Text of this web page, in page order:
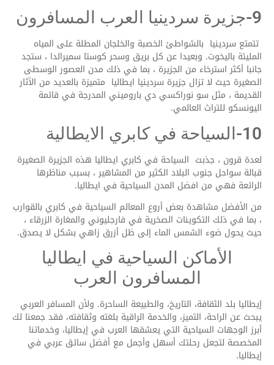
9-جزيرة سردينيا العرب المسافرون
تتمتع سردينيا بالشواطئ الخصبة والخلجان المطلة على المياه
المليئة باليخوت. وبعيدا عن كل بريق وسحر كوستا سميرالدا ، ستجد
جانبا أكثر استرخاء من الجزيرة ، بما في ذلك مدن العصور الوسطى
الصغيرة حيث لا تزال جزيرة سردينيا ايطاليا متميزة بالعديد من الآثار
القديمة ، مثل سو نوراكسي دي باروميني المدرجة في قائمة
اليونسكو للتراث العالمي.
10-السياحة في كابري الايطالية
لعدة قرون ، جذبت السياحة في كابري ايطاليا هذه الجزيرة الصغيرة
قبالة سواحل جنوب البلاد الكثير من المشاهير ، بسبب مناظرها
الرائعة فهي من افضل المدن السياحية في ايطاليا.
من الأفضل مشاهدة بعض أروع المعالم السياحية في كابري بالقوارب
، بما في ذلك التكوينات الصخرية في فارجليوني والمغارة الزرقاء ،
حيث يحول ضوء الشمس الماء إلى ظل أزرق زاهي بشكل لا يصدق.
الأماكن السياحية في ايطاليا
المسافرون العرب
إيطاليا بلد الثقافة، التاريخ، والطبيعة الساحرة. ولأن المسافر العربي
يبحث عن الراحة، التميز، والخدمة الراقية بلغته وثقافته، فقد جمعنا لك
أبرز الوجهات السياحية التي يعشقها العرب في إيطاليا، وخدماتنا
المخصصة لتجعل رحلتك أسهل وأجمل مع أفضل سائق عربي في
إيطاليا.